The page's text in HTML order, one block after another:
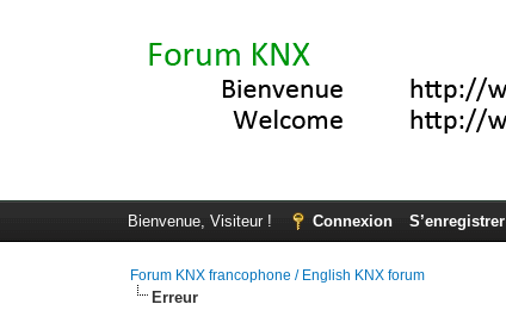
Bienvenue, Visiteur ! Connexion S’enregistrer
Forum KNX francophone / English KNX forum
Erreur